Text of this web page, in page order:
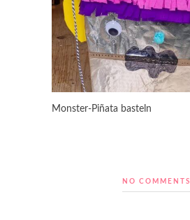
Monster-Piñata basteln
NO COMMENTS